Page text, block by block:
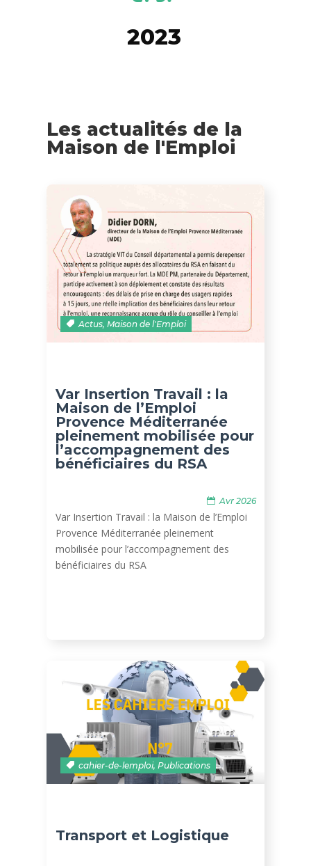
2023
Les actualités de la
Maison de l'Emploi
Actus,Maison de l'Emploi
Var Insertion Travail : la
Maison de l’Emploi
Provence Méditerranée
pleinement mobilisée pour
l’accompagnement des
bénéficiaires du RSA
Avr 2026
Var Insertion Travail : la Maison de l’Emploi
Provence Méditerranée pleinement
mobilisée pour l’accompagnement des
bénéficiaires du RSA
cahier-de-lemploi, Publications
Transport et Logistique